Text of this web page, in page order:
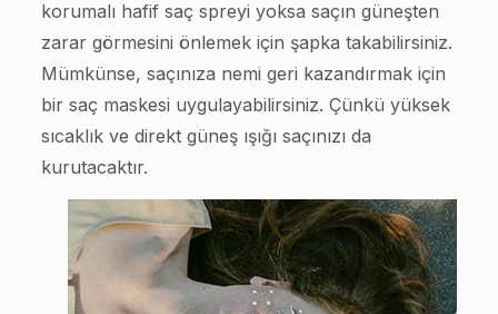
korumalı hafif saç spreyi yoksa saçın güneşten
zarar görmesini önlemek için şapka takabilirsiniz.
Mümkünse, saçınıza nemi geri kazandırmak için
bir saç maskesi uygulayabilirsiniz. Çünkü yüksek
sıcaklık ve direkt güneş ışığı saçınızı da
kurutacaktır.